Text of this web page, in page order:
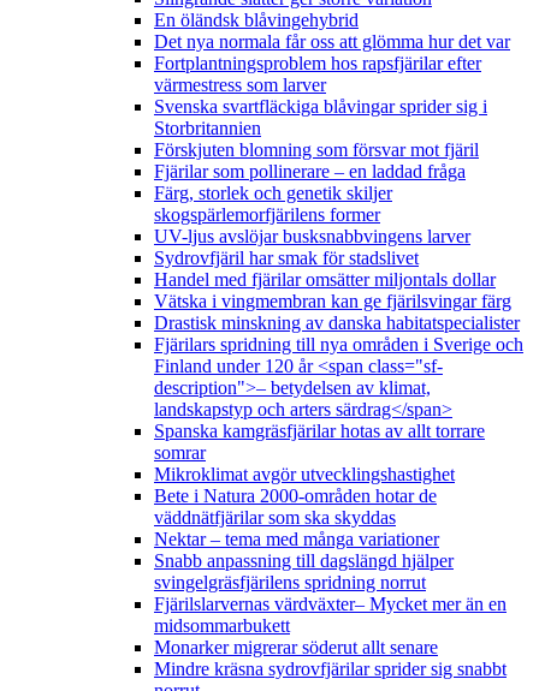
En öländsk blåvingehybrid
Det nya normala får oss att glömma hur det var
Fortplantningsproblem hos rapsfjärilar efter
värmestress som larver
Svenska svartfläckiga blåvingar sprider sig i
Storbritannien
Förskjuten blomning som försvar mot fjäril
Fjärilar som pollinerare – en laddad fråga
Färg, storlek och genetik skiljer
skogspärlemorfjärilens former
UV-ljus avslöjar busksnabbvingens larver
Sydrovfjäril har smak för stadslivet
Handel med fjärilar omsätter miljontals dollar
Vätska i vingmembran kan ge fjärilsvingar färg
Drastisk minskning av danska habitatspecialister
Fjärilars spridning till nya områden i Sverige och
Finland under 120 år <span class="sf-
description">– betydelsen av klimat,
landskapstyp och arters särdrag</span>
Spanska kamgräsfjärilar hotas av allt torrare
somrar
Mikroklimat avgör utvecklingshastighet
Bete i Natura 2000-områden hotar de
väddnätfjärilar som ska skyddas
Nektar – tema med många variationer
Snabb anpassning till dagslängd hjälper
svingelgräsfjärilens spridning norrut
Fjärilslarvernas värdväxter– Mycket mer än en
midsommarbukett
Monarker migrerar söderut allt senare
Mindre kräsna sydrovfjärilar sprider sig snabbt